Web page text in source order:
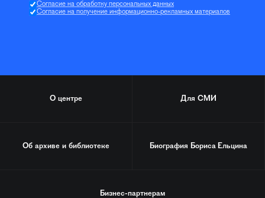
Согласие на обработку персональных данных
Согласие на получение информационно-рекламных материалов
О центре Для СМИ
Об архиве и библиотеке Биография Бориса Ельцина
Бизнес-партнерам